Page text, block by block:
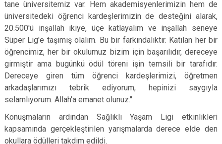
tane üniversitemiz var. Hem akademisyenlerimizin hem de
üniversitedeki öğrenci kardeşlerimizin de desteğini alarak,
20.500'ü inşallah ikiye, üçe katlayalım ve inşallah seneye
Süper Lig'e taşımış olalım. Bu bir farkındalıktır. Katılan her bir
öğrencimiz, her bir okulumuz bizim için başarılıdır, dereceye
girmiştir ama bugünkü ödül töreni işin temsili bir tarafıdır.
Dereceye giren tüm öğrenci kardeşlerimizi, öğretmen
arkadaşlarımızı tebrik ediyorum, hepinizi saygıyla
selamlıyorum. Allah'a emanet olunuz."
Konuşmaların ardından Sağlıklı Yaşam Ligi etkinlikleri
kapsamında gerçekleştirilen yarışmalarda derece elde den
okullara ödülleri takdim edildi.